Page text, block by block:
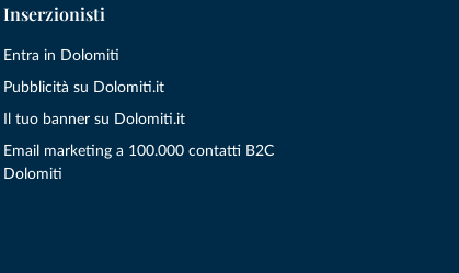
Inserzionisti
Entra in Dolomiti
Pubblicità su Dolomiti.it
Il tuo banner su Dolomiti.it
Email marketing a 100.000 contatti B2C
Dolomiti